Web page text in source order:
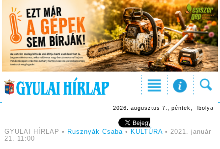
2026. augusztus 7., péntek, Ibolya
GYULAI HÍRLAP • Rusznyák Csaba• KULTÚRA• 2021. január
21. 11:00